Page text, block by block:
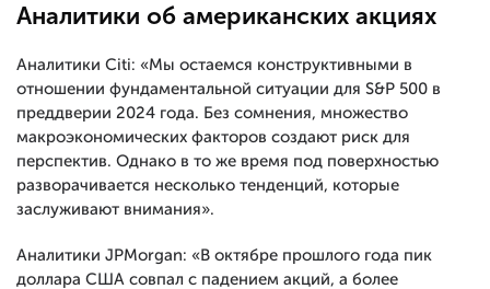
Аналитики об американских акциях
Аналитики Citi: «Мы остаемся конструктивными в
отношении фундаментальной ситуации для S&P 500 в
преддверии 2024 года. Без сомнения, множество
макроэкономических факторов создают риск для
перспектив. Однако в то же время под поверхностью
разворачивается несколько тенденций, которые
заслуживают внимания».
Аналитики JPMorgan: «В октябре прошлого года пик
доллара США совпал с падением акций, а более